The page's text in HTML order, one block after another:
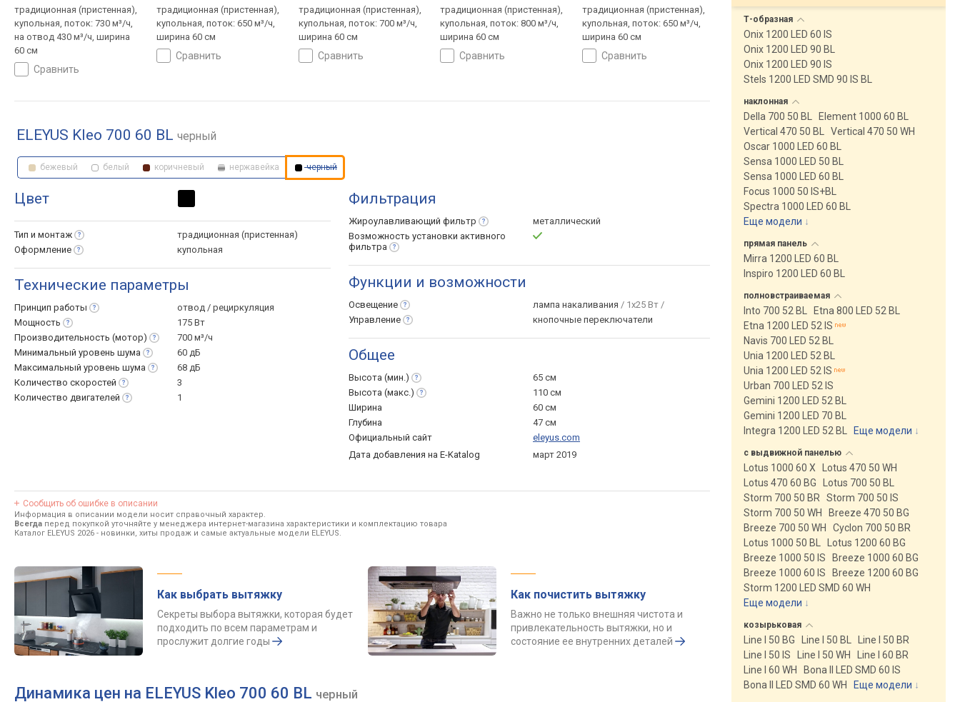
традиционная (пристенная),
купольная, поток: 730 м³/ч,
на отвод 430 м³/ч, ширина
60 см
сравнить
традиционная (пристенная),
купольная, поток: 650 м³/ч,
ширина 60 см
сравнить
традиционная (пристенная),
купольная, поток: 700 м³/ч,
ширина 60 см
сравнить
традиционная (пристенная),
купольная, поток: 800 м³/ч,
ширина 60 см
сравнить
традиционная (пристенная),
купольная, поток: 650 м³/ч,
ширина 60 см
сравнить
купольная, поток: 700 м³/ч,
ширина 60 см
сравнить
ELEYUS Kleo 700 60 BL черный
бежевый белый коричневый нержавейка черный
Цвет
Тип и монтаж
традиционная (пристенная)
Оформление
купольная
Технические параметры
Принцип работы
отвод / рециркуляция
Мощность
175 Вт
Производительность (мотор)
700 м³/ч
Минимальный уровень шума
60 дБ
Максимальный уровень шума
68 дБ
Количество скоростей
3
Количество двигателей 1
Фильтрация
Жироулавливающий фильтр
металлический
Возможность установки активного
фильтра
Функции и возможности
Освещение лампа накаливания / 1х25 Вт /
Управление
кнопочные переключатели
Общее
Высота (мин.)
65 см
Высота (макс.)
110 см
Ширина
60 см
Глубина
47 см
Официальный сайт
eleyus.com
Дата добавления на E-Katalog
март 2019
Сообщить об ошибке в описании
Информация в описании модели носит справочный характер.
Всегда перед покупкой уточняйте у менеджера интернет-магазина характеристики и комплектацию товара
Каталог ELEYUS 2026 - новинки, хиты продаж и самые актуальные модели ELEYUS.
Как выбрать вытяжку
Секреты выбора вытяжки, которая будет
подходить по всем параметрам и
прослужит долгие годы
Как почистить вытяжку
Важно не только внешняя чистота и
привлекательность вытяжки, но и
состояние ее внутренних деталей
Динамика цен на ELEYUS Kleo 700 60 BL черный
Т-образная
Onix 1200 LED 60 IS
Onix 1200 LED 90 BL
Onix 1200 LED 90 IS
Stels 1200 LED SMD 90 IS BL
наклонная
Della 700 50 BL
Element 1000 60 BL
Vertical 470 50 BL
Vertical 470 50 WH
Oscar 1000 LED 60 BL
Sensa 1000 LED 50 BL
Sensa 1000 LED 60 BL
Focus 1000 50 IS+BL
Spectra 1000 LED 60 BL
Еще модели ↓
прямая панель
Mirra 1200 LED 60 BL
Inspiro 1200 LED 60 BL
полновстраиваемая
Into 700 52 BL
Etna 800 LED 52 BL
Etna 1200 LED 52 IS
Navis 700 LED 52 BL
Unia 1200 LED 52 BL
Unia 1200 LED 52 IS
Urban 700 LED 52 IS
Gemini 1200 LED 52 BL
Gemini 1200 LED 70 BL
Integra 1200 LED 52 BL
Еще модели ↓
с выдвижной панелью
Lotus 1000 60 X
Lotus 470 50 WH
Lotus 470 60 BG
Lotus 700 50 BL
Storm 700 50 BR
Storm 700 50 IS
Storm 700 50 WH
Breeze 470 50 BG
Breeze 700 50 WH
Cyclon 700 50 BR
Lotus 1000 50 BL
Lotus 1200 60 BG
Breeze 1000 50 IS
Breeze 1000 60 BG
Breeze 1000 60 IS
Breeze 1200 60 BG
Storm 1200 LED SMD 60 WH
Еще модели ↓
козырьковая
Line I 50 BG Line I 50 BL
Line I 50 BR
Line I 50 IS
Line I 50 WH
Line I 60 BR
Line I 60 WH
Bona II LED SMD 60 IS
Bona II LED SMD 60 WH
Еще модели ↓